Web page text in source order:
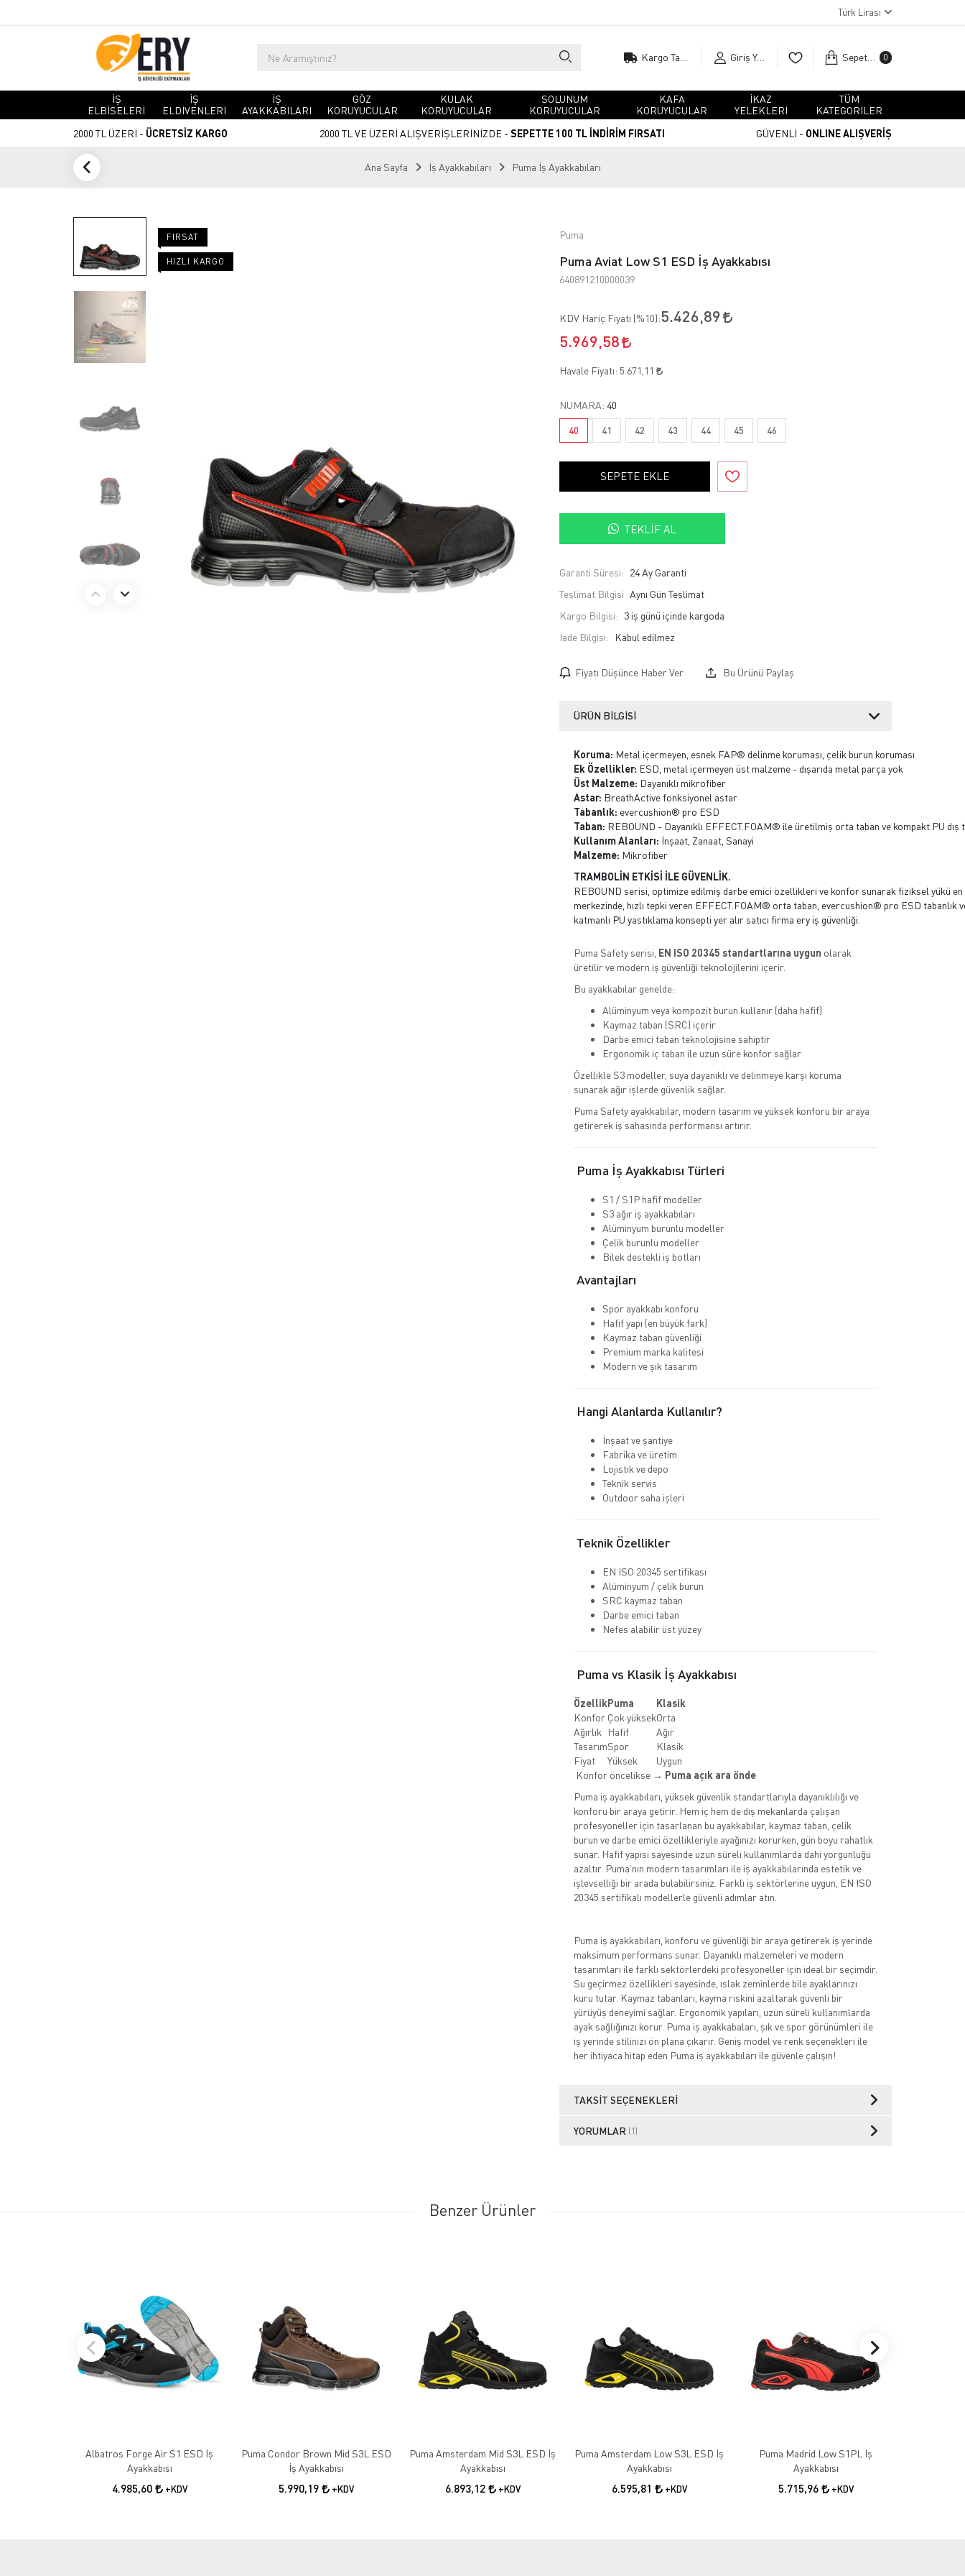
Türk Lirası
Giriş Yap Sepetim 0
İŞ
ELBİSELERİ
İŞ
ELDİVENLERİ
İŞ
AYAKKABILARI
GÖZ
KORUYUCULAR
KULAK
KORUYUCULAR
SOLUNUM
KORUYUCULAR
KAFA
KORUYUCULAR
İKAZ
YELEKLERİ
TÜM
KATEGORİLER
2000 TL ÜZERİ - ÜCRETSİZ KARGO 2000 TL VE ÜZERİ ALIŞVERİŞLERİNİZDE - SEPETTE 100 TL İNDİRİM FIRSATI GÜVENLİ - ONLINE ALIŞVERİŞ
Ana Sayfa İş Ayakkabıları Puma İş Ayakkabıları
FIRSAT
HIZLI KARGO
Puma
Puma Aviat Low S1 ESD İş Ayakkabısı
640891210000039
KDV Hariç Fiyatı (%10):5.426,89
5.969,58
Havale Fiyatı: 5.671,11
NUMARA: 40
40 41 42 43 44 45 46
SEPETE EKLE
TEKLIF AL
Garanti Süresi: 24 Ay Garanti
Teslimat Bilgisi Aynı Gün Teslimat
Kargo Bilgisi: 3 iş günü içinde kargoda
İade Bilgisi:
Fiyatı Düşünce Haber Ver Bu Ürünü Paylaş
ÜRÜN BILGISI
Koruma: Metal içermeyen, esnek FAP® delinme koruması, çelik burun koruması
Ek Özellikler: ESD, metal içermeyen üst malzeme - dışarıda metal parça yok
Üst Malzeme: Dayanıklı mikrofiber
Astar: BreathActive fonksiyonel astar
Tabanlık: evercushion® pro ESD
Taban: REBOUND - Dayanıklı EFFECT.FOAM® ile üretilmiş orta taban ve kompakt PU dış
Kullanım Alanları: İnşaat, Zanaat, Sanayi
Malzeme: Mikrofiber
TRAMBOLİN ETKİSİ İLE GÜVENLİK.
REBOUND serisi, optimize edilmiş darbe emici özellikleri ve konfor sunarak fiziksel yükü
merkezinde, hızlı tepki veren EFFECT.FOAM® orta taban, evercushion® pro ESD tabanlık
katmanlı PU yastıklama konsepti yer alır satıcı firma ery iş güvenliği.
Puma Safety serisi, EN ISO 20345 standartlarına uygun olarak
üretilir ve modern iş güvenliği teknolojilerini içerir.
Bu ayakkabılar genelde:
Alüminyum veya kompozit burun kullanır (daha hafif)
Kaymaz taban (SRC) içerir
Darbe emici taban teknolojisine sahiptir
Ergonomik iç taban ile uzun süre konfor sağlar
Özellikle S3 modeller, suya dayanıklı ve delinmeye karşı koruma
sunarak ağır işlerde güvenlik sağlar.
Puma Safety ayakkabılar, modern tasarım ve yüksek konforu bir araya
getirerek iş sahasında performansı artırır.
Puma İş Ayakkabısı Türleri
S1 / S1P hafif modeller
S3 ağır iş ayakkabıları
Alüminyum burunlu modeller
Çelik burunlu modeller
Bilek destekli iş botları
Avantajları
Spor ayakkabı konforu
Hafif yapı (en büyük fark)
Kaymaz taban güvenliği
Premium marka kalitesi
Modern ve şık tasarım
Hangi Alanlarda Kullanılır?
İnşaat ve şantiye
Fabrika ve üretim
Lojistik ve depo
Teknik servis
Outdoor saha işleri
Teknik Özellikler
EN ISO 20345 sertifikası
Alüminyum / çelik burun
SRC kaymaz taban
Darbe emici taban
Nefes alabilir üst yüzey
Puma vs Klasik İş Ayakkabısı
ÖzellikPuma
Klasik
Konfor Çok yüksekOrta
Ağırlık
Hafif
Ağır
TasarımSpor
Klasik
Fiyat
Yüksek
Uygun
Konfor öncelikse → Puma açık ara önde
Puma iş ayakkabıları, yüksek güvenlik standartlarıyla dayanıklılığı ve
konforu bir araya getirir. Hem iç hem de dış mekanlarda çalışan
profesyoneller için tasarlanan bu ayakkabılar, kaymaz taban, çelik
burun ve darbe emici özellikleriyle ayağınızı korurken, gün boyu rahatlık
sunar. Hafif yapısı sayesinde uzun süreli kullanımlarda dahi yorgunluğu
azaltır. Puma’nın modern tasarımları ile iş ayakkabılarında estetik ve
işlevselliği bir arada bulabilirsiniz. Farklı iş sektörlerine uygun, EN ISO
20345 sertifikalı modellerle güvenli adımlar atın.
Puma iş ayakkabıları, konforu ve güvenliği bir araya getirerek iş yerinde
maksimum performans sunar. Dayanıklı malzemeleri ve modern
tasarımları ile farklı sektörlerdeki profesyoneller için ideal bir seçimdir.
Su geçirmez özellikleri sayesinde, ıslak zeminlerde bile ayaklarınızı
kuru tutar. Kaymaz tabanları, kayma riskini azaltarak güvenli bir
yürüyüş deneyimi sağlar. Ergonomik yapıları, uzun süreli kullanımlarda
ayak sağlığınızı korur. Puma iş ayakkabaları, şık ve spor görünümleri ile
iş yerinde stilinizi ön plana çıkarır. Geniş model ve renk seçenekleri ile
her ihtiyaca hitap eden Puma iş ayakkabıları ile güvenle çalışın!
TAKSIT SEÇENEKLERI
YORUMLAR (1)
Benzer Ürünler
Albatros Forge Air S1 ESD İş
Ayakkabısı
4.985,60 +KDV
Puma Condor Brown Mid S3L ESD
İş Ayakkabısı
5.990,19 +KDV
Puma Amsterdam Mid S3L ESD İş
Ayakkabısı
6.893,12 +KDV
Puma Amsterdam Low S3L ESD İş
Ayakkabısı
6.595,81 +KDV
Puma Madrid Low S1PL İş
Ayakkabısı
5.715,96 +KDV